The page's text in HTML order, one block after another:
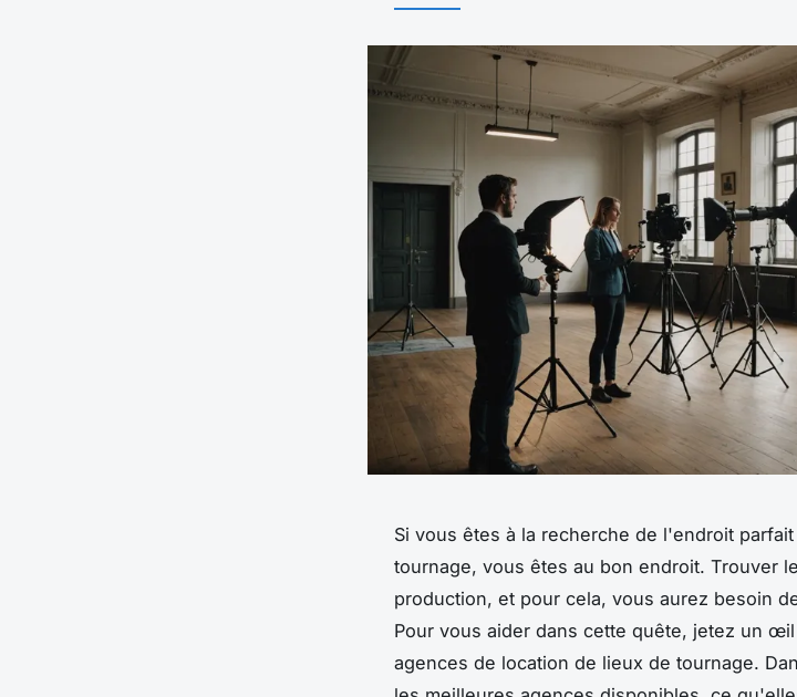
Si vous êtes à la recherche de l'endroit
tournage, vous êtes au bon endroit. Trouver
production, et pour cela, vous aurez besoin
Pour vous aider dans cette quête, jetez un
agences de location de lieux de tournage.